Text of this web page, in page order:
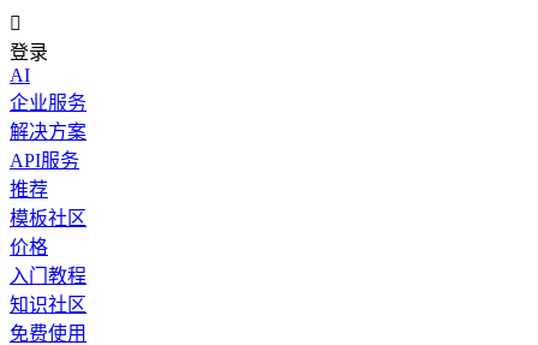

登录
AI
企业服务
解决方案
API服务
推荐
模板社区
价格
入门教程
知识社区
免费使用